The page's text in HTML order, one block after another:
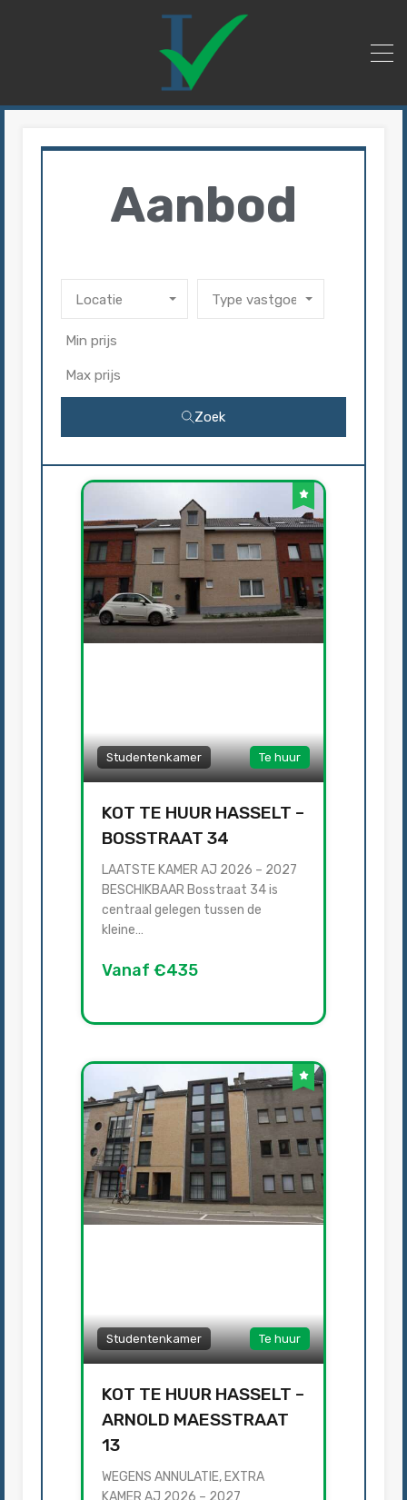
Aanbod
Locatie Type vastgoed
Zoek
Studentenkamer Te huur
KOT TE HUUR HASSELT –
BOSSTRAAT 34
LAATSTE KAMER AJ 2026 – 2027
BESCHIKBAAR Bosstraat 34 is
centraal gelegen tussen de
kleine…
Vanaf €435
Studentenkamer Te huur
KOT TE HUUR HASSELT –
ARNOLD MAESSTRAAT
13
WEGENS ANNULATIE, EXTRA